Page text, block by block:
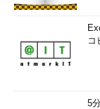
コピーするデー
、という方法は
strncpy()、
います。このやり
コ
5